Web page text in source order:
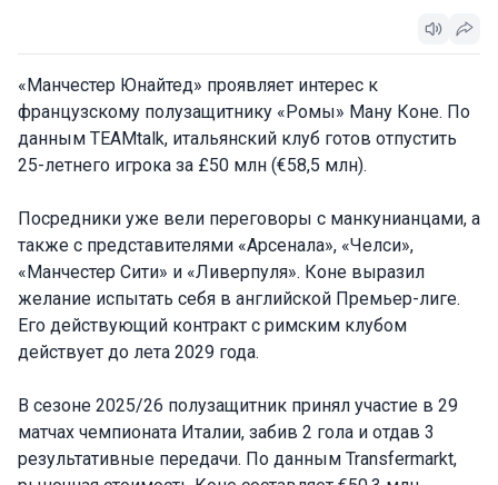
«Манчестер Юнайтед» проявляет интерес к
французскому полузащитнику «Ромы» Ману Коне. По
данным TEAMtalk, итальянский клуб готов отпустить
25-летнего игрока за £50 млн (€58,5 млн).
Посредники уже вели переговоры с манкунианцами, а
также с представителями «Арсенала», «Челси»,
«Манчестер Сити» и «Ливерпуля». Коне выразил
желание испытать себя в английской Премьер-лиге.
Его действующий контракт с римским клубом
действует до лета 2029 года.
В сезоне 2025/26 полузащитник принял участие в 29
матчах чемпионата Италии, забив 2 гола и отдав 3
результативные передачи. По данным Transfermarkt,